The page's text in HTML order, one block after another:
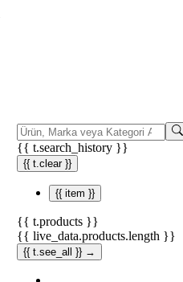
{{ t.search_history }}
{{ t.clear }}
{{ item }}
{{ t.products }}
{{ live_data.products.length }}
{{ t.see_all }} →